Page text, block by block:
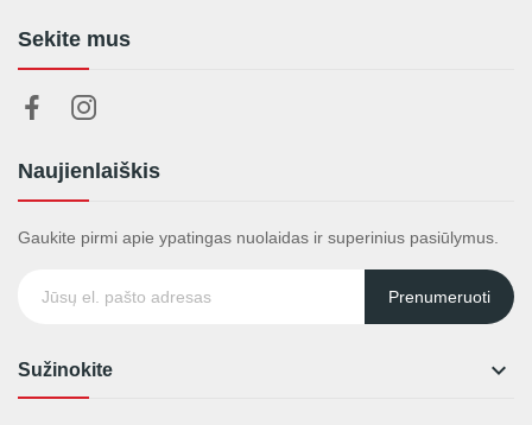
Sekite mus
Naujienlaiškis
Gaukite pirmi apie ypatingas nuolaidas ir superinius pasiūlymus.
Prenumeruoti
Sužinokite 